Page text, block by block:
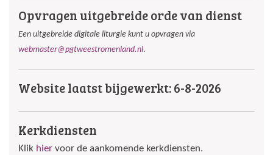
Opvragen uitgebreide orde van dienst
Een uitgebreide digitale liturgie kunt u opvragen via
webmaster@pgtweestromenland.nl.
Website laatst bijgewerkt: 6-8-2026
Kerkdiensten
Klik hier voor de aankomende kerkdiensten.